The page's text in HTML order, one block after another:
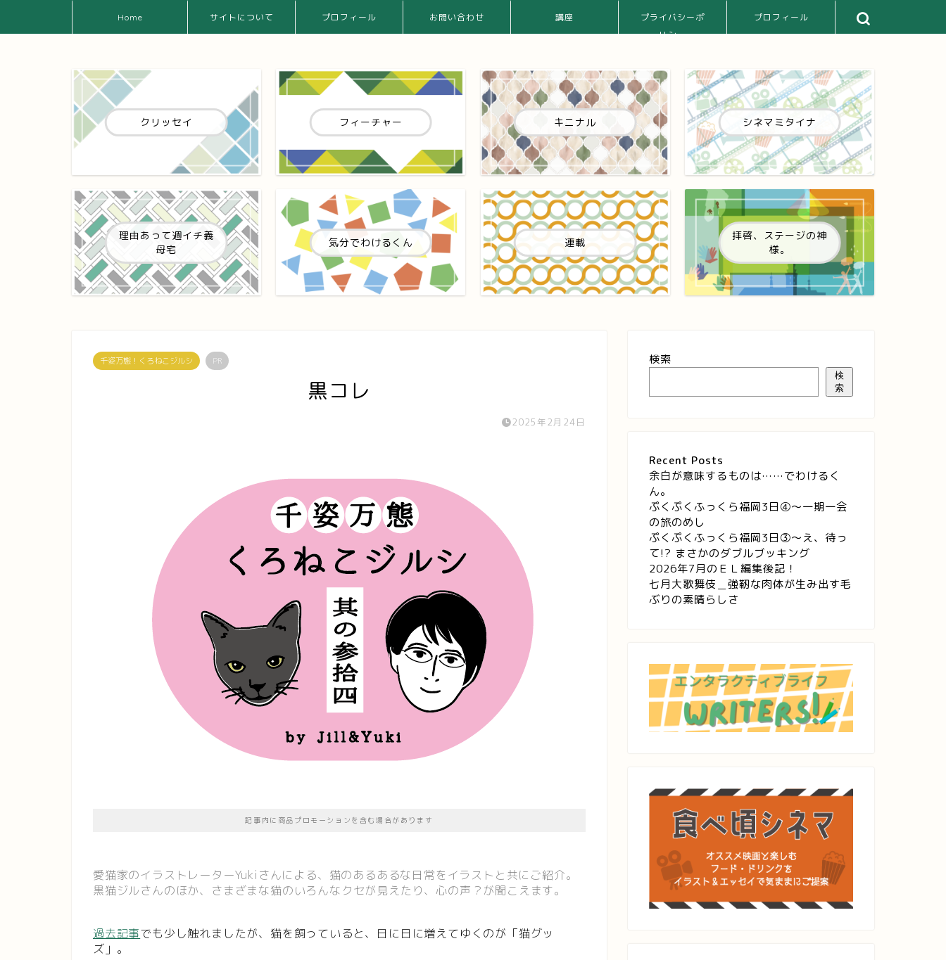
Home サイトについて プロフィール お問い合わせ 講座
プライバシーポ
リシー
プロフィール
クリッセイ フィーチャー キニナル シネマミタイナ
理由あって週イチ義
母宅
気分でわけるくん 連載
拝啓、ステージの神
様。
千姿万態！くろねこジルシ PR
黒コレ
2025年2月24日
記事内に商品プロモーションを含む場合があります
愛猫家のイラストレーターYukiさんによる、猫のあるあるな日常をイラストと共にご紹介。
黒猫ジルさんのほか、さまざまな猫のいろんなクセが見えたり、心の声？が聞こえます。
過去記事でも少し触れましたが、猫を飼っていると、日に日に増えてゆくのが「猫グッ
ズ」。
検索
検
索
Recent Posts
余白が意味するものは……でわけるく
ん。
ぷくぷくふっくら福岡3日④～一期一会
の旅のめし
ぷくぷくふっくら福岡3日③～え、待っ
て!? まさかのダブルブッキング
2026年7月のＥＬ編集後記！
七月大歌舞伎＿強靭な肉体が生み出す毛
ぶりの素晴らしさ